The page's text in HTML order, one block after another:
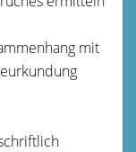
mit